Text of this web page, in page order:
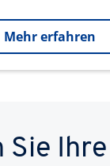
Mehr erfahren
Sie Ihre